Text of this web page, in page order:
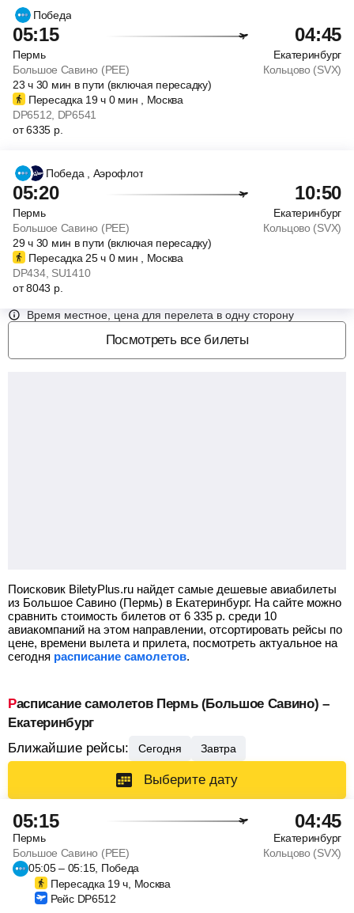
Победа
05:15 04:45
Пермь
Екатеринбург
Большое Савино (PEE)
Кольцово (SVX)
23ч30 мин в пути (включая пересадку)
Пересадка 19ч 0 мин , Москва
DP6512 , DP6541
от6335 р.
Победа , Аэрофлот
05:20 10:50
Пермь
Екатеринбург
Большое Савино (PEE)
Кольцово (SVX)
29ч30 мин в пути (включая пересадку)
Пересадка 25ч 0 мин , Москва
DP434, SU1410
от8043 р.
Время местное, цена для перелета в одну сторону
Посмотреть все билеты
Поисковик BiletyPlus.ru найдет самые дешевые авиабилеты
из Большое Савино (Пермь) в Екатеринбург. На сайте можно
сравнить стоимость билетов от 6 335 р. среди 10
авиакомпаний на этом направлении, отсортировать рейсы по
цене, времени вылета и прилета, посмотреть актуальное на
сегодня расписание самолетов.
Расписание самолетов Пермь (Большое Савино) –
Екатеринбург
Ближайшие рейсы:
Сегодня Завтра
Выберите дату
05:15 04:45
Пермь
Екатеринбург
Большое Савино (PEE)
Кольцово (SVX)
05:05 – 05:15, Победа
Пересадка 19 ч, Москва
Рейс DP6512